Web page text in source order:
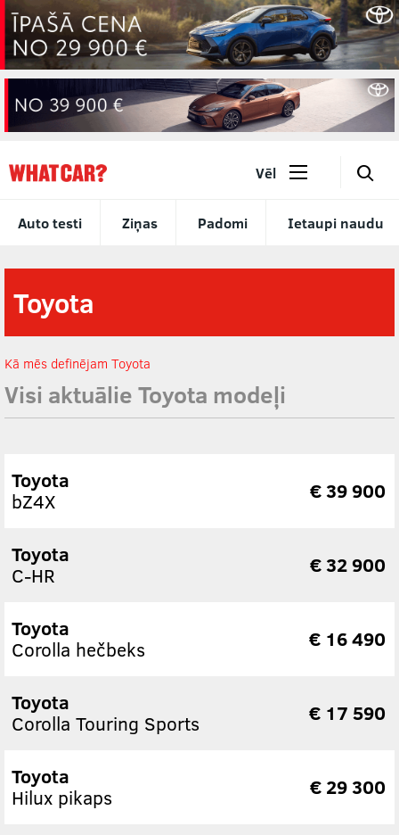
Auto testi Ziņas Padomi Ietaupi naudu
Vēl 🔎
Toyota
Kā mēs definējam Toyota
Visi aktuālie Toyota modeļi
Toyota
bZ4X
€ 39 900
Toyota
C-HR
€ 32 900
Toyota
Corolla hečbeks
€ 16 490
Toyota
Corolla Touring Sports
€ 17 590
Toyota
Hilux pikaps
€ 29 300